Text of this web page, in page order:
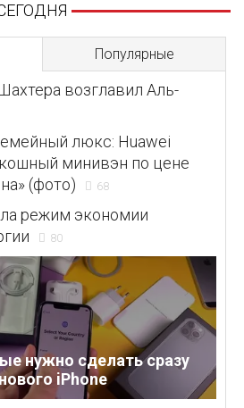
Популярные
возглавил Аль-
люкс: Huawei
минивэн по цене
(фото)
68
режим экономии
80
нужно сделать сразу
iPhone